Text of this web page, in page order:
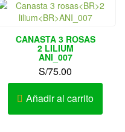
CANASTA 3 ROSAS
2 LILIUM
ANI_007
S/75.00
Añadir al carrito